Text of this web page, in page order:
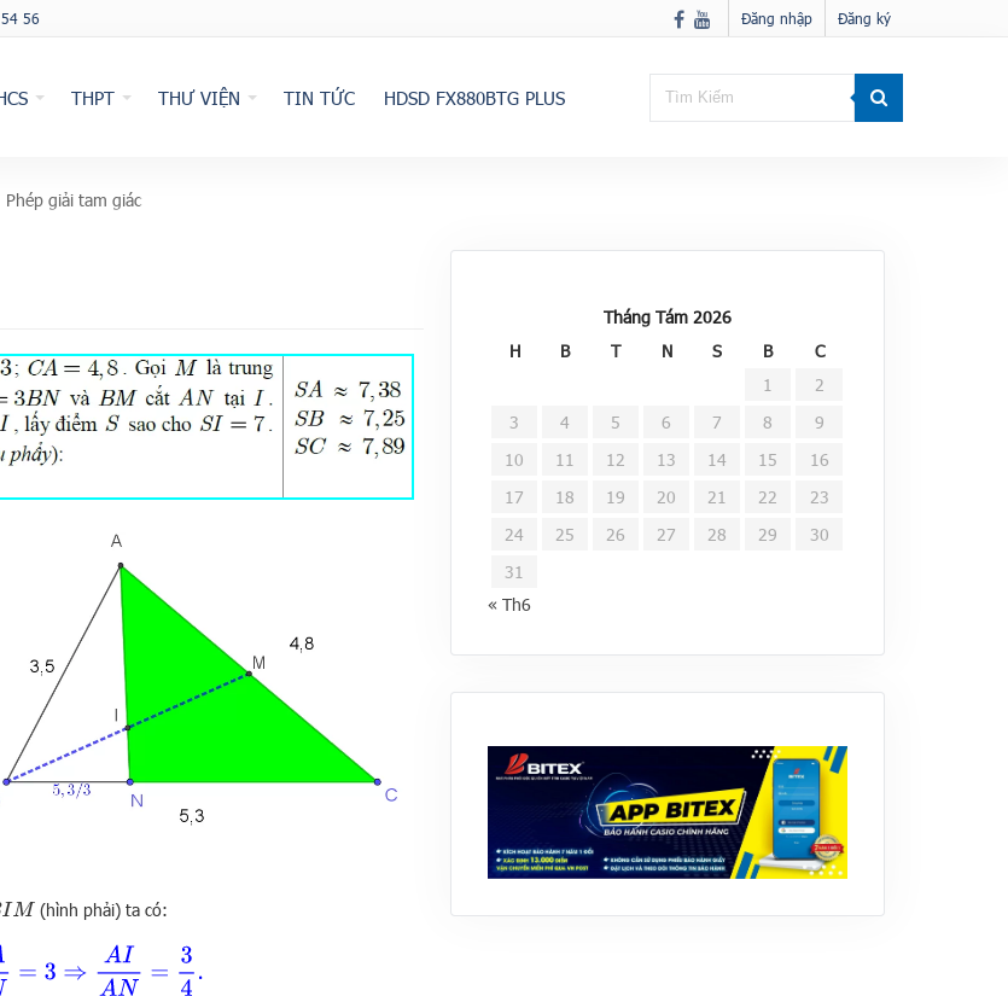
56 Đăng nhập Đăng ký
THPT THƯ VIỆN TIN TỨC HDSD FX880BTG PLUS
Phép giải tam giác
M (hình phải) ta có:
N =34
Tháng Tám 2026
H
B T N S B
C
1
2
3
4 5 6 7 8
9
10
11 12 13 14 15
16
17
18 19 20 21 22
23
24
25 26 27 28 29
30
31
« Th6